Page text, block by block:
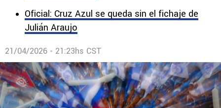
Oficial: Cruz Azul se queda sin el fichaje de
Julián Araujo
21/04/2026 - 21:23hs CST